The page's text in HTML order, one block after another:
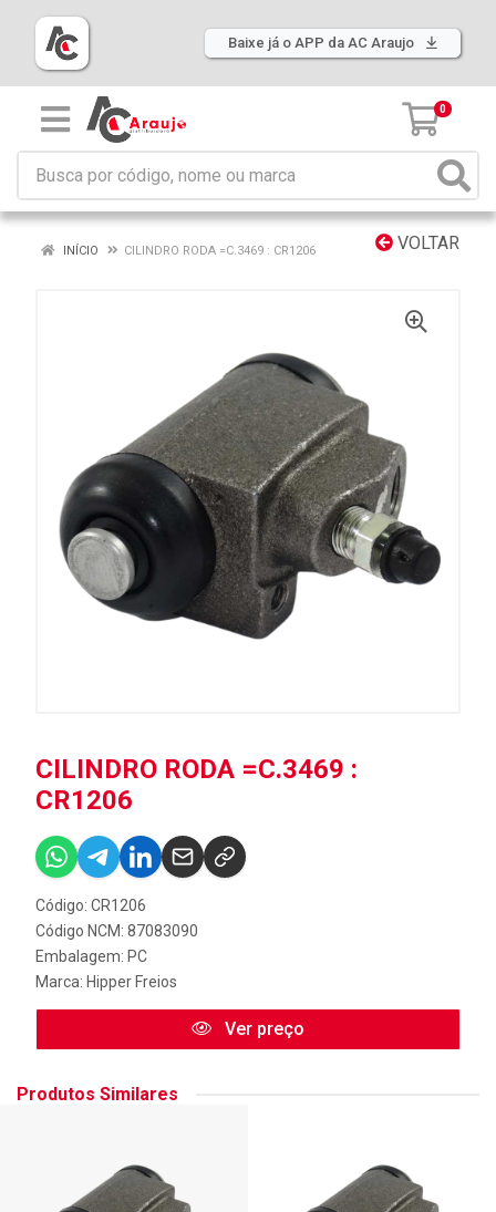
Baixe já o APP da AC Araujo
0
VOLTAR
INÍCIO CILINDRO RODA =C.3469 : CR1206
CILINDRO RODA =C.3469 :
CR1206
Código: CR1206
Código NCM: 87083090
Embalagem: PC
Marca: Hipper Freios
Ver preço
Produtos Similares